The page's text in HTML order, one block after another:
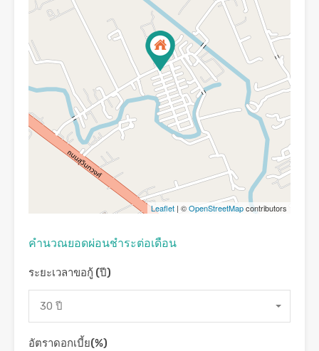
Leaflet | ©OpenStreetMapcontributors
คํานวณยอดผ่อนชําระต่อเดือน
ระยะเวลาขอกู้ (ปี)
30 ปี
อัตราดอกเบี้ย(%)